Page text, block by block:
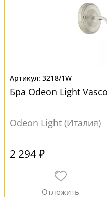
3218/1W
Бра Odeon Light
Odeon Light (Италия)
2 294 ₽